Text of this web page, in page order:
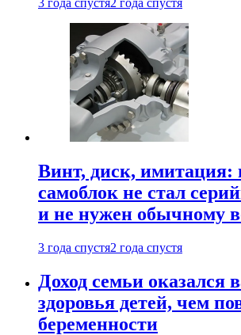
3 года спустя2 года спустя
Винт, диск, имитация:
самоблок не стал
и не нужен обычному
3 года спустя2 года спустя
Доход семьи оказался
здоровья детей, чем
беременности